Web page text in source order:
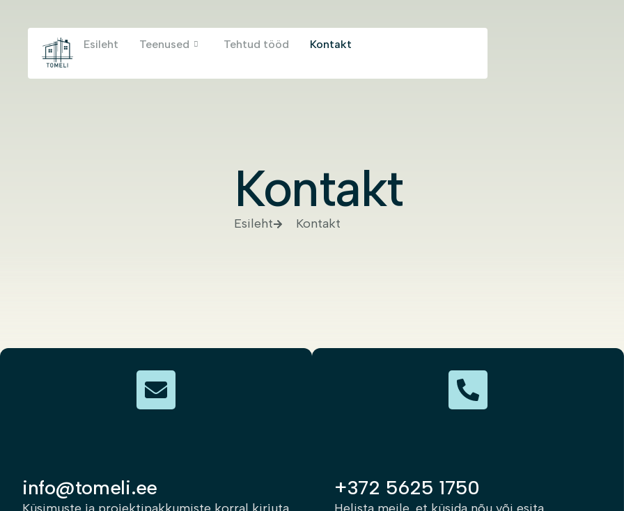
Esileht Teenused Tehtud tööd Kontakt
Kontakt
Esileht Kontakt
info@tomeli.ee +372 5625 1750